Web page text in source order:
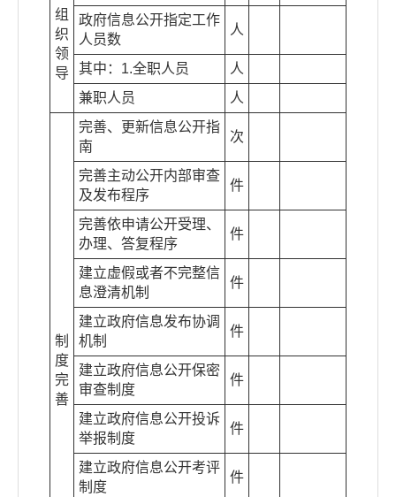
组
织
领
导
政府信息公开指定工作
人员数
人
其中：1.全职人员
人
兼职人员
人
制
度
完
善
完善、更新信息公开指
南
次
完善主动公开内部审查
及发布程序
件
完善依申请公开受理、
办理、答复程序
件
建立虚假或者不完整信
息澄清机制
件
建立政府信息发布协调
机制
件
建立政府信息公开保密
审查制度
件
建立政府信息公开投诉
举报制度
件
建立政府信息公开考评
制度
件